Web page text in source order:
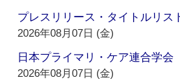
プレスリリース・タイトルリ
2026年08月07日 (金)
日本プライマリ・ケア連合学
2026年08月07日 (金)